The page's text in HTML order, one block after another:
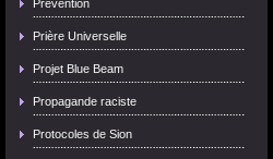
Prévention
Prière Universelle
Projet Blue Beam
Propagande raciste
Protocoles de Sion